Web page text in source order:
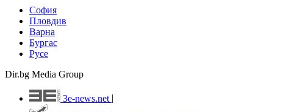
София
Пловдив
Варна
Бургас
Русе
Dir.bg Media Group
3e-news.net